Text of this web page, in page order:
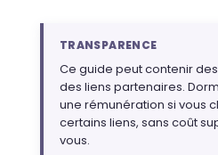
TRANSPARENCE
Ce guide peut contenir
des liens partenaires.
une rémunération si vous
certains liens, sans coût
vous.